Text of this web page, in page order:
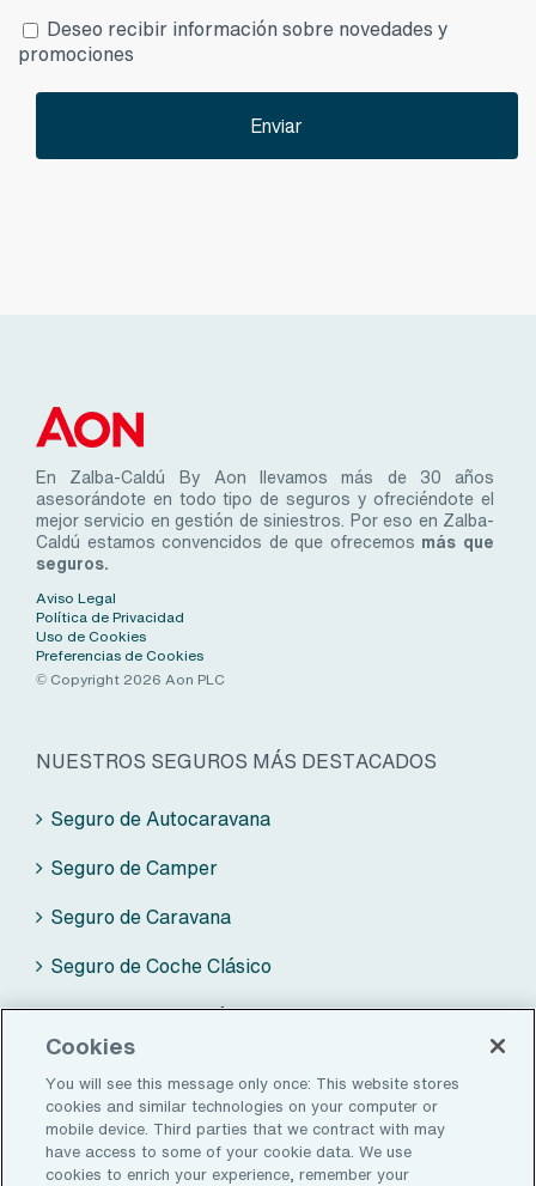
Desea
publicidad
Deseo recibir información sobre novedades y
promociones
En Zalba-Caldú By Aon llevamos más de 30 años
asesorándote en todo tipo de seguros y ofreciéndote el
mejor servicio en gestión de siniestros. Por eso en Zalba-
Caldú estamos convencidos de que ofrecemos más que
seguros.
Aviso Legal
Política de Privacidad
Uso de Cookies
Preferencias de Cookies
© Copyright 2026 Aon PLC
NUESTROS SEGUROS MÁS DESTACADOS
Seguro de Autocaravana
Seguro de Camper
Seguro de Caravana
Seguro de Coche Clásico
Seguro de Moto Clásica
ZALBA-CALDÚ BY AON
Seguros
Cookies
You will see this message only once: This website stores
cookies and similar technologies on your computer or
mobile device. Third parties that we contract with may
have access to some of your cookie data. We use
cookies to enrich your experience, remember your